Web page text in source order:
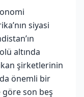
siyasi
altında
şirketlerinin
önemli bir
göre son beş